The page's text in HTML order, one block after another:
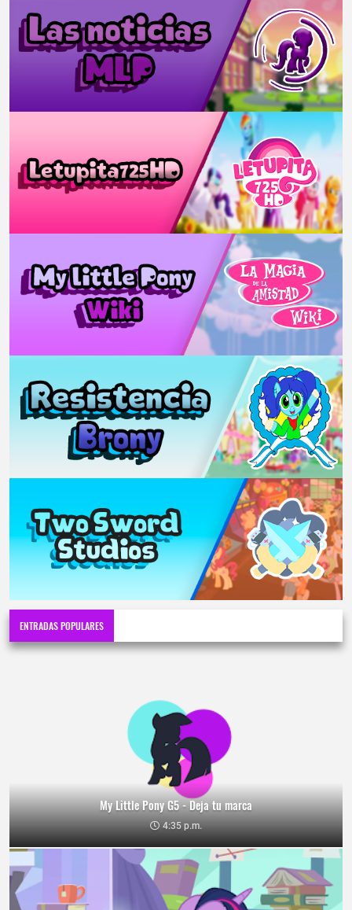
ENTRADAS POPULARES
My Little Pony G5 - Deja tu marca
4:35 p.m.